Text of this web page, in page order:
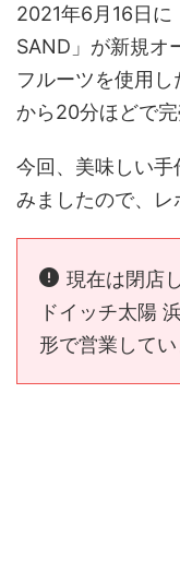
2021年6月16日に
SAND」が新規オ
フルーツを使用
から20分ほどで
今回、美味しい
みましたので、レ
現在は閉店
ドイッチ太陽
形で営業してい